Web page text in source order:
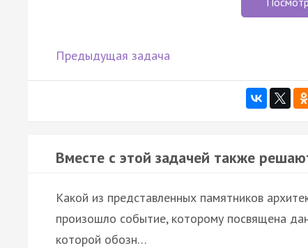
Предыдущая задача
Вместе с этой задачей также
Какой из представленных памятников
произошло событие, которому посвящена
которой обозн…